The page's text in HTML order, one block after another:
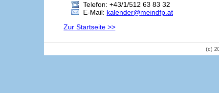
Telefon: +43/1/512 63 83 32
E-Mail: kalender@meindfp.at
Zur Startseite >>
(c)